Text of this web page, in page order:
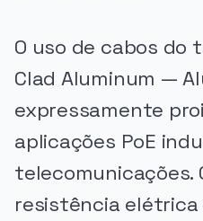
O uso de cabos do
Clad Aluminum —
expressamente
aplicações PoE
telecomunicações.
resistência